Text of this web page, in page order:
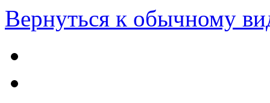
Вернуться к обычному